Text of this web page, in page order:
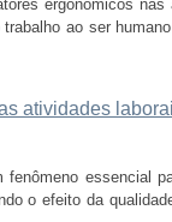
ergonômicos
ao ser
atividades
essencial
o efeito da